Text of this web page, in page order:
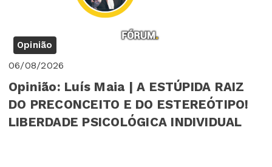
Opinião
06/08/2026
Opinião: Luís Maia | A ESTÚPIDA RAIZ
DO PRECONCEITO E DO ESTEREÓTIPO!
LIBERDADE PSICOLÓGICA INDIVIDUAL